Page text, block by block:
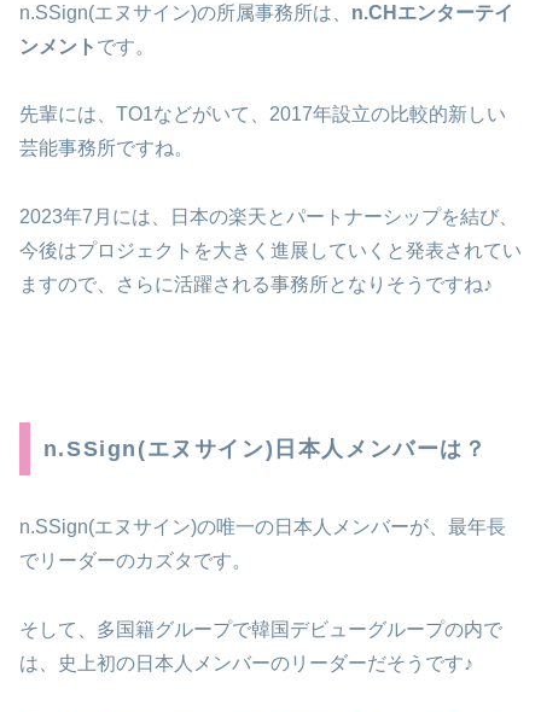
n.SSign(エヌサイン)の所属事務所は、 n.CHエンターテイ
ンメント です。
先輩には、TO1などがいて、2017年設立の比較的新しい
芸能事務所ですね。
2023年7月には、日本の楽天とパートナーシップを結び、
今後はプロジェクトを大きく進展していくと発表されてい
ますので、さらに活躍される事務所となりそうですね♪
n.SSign(エヌサイン)日本人メンバーは？
n.SSign(エヌサイン)の唯一の日本人メンバーが、最年長
でリーダーのカズタです。
そして、多国籍グループで韓国デビューグループの内で
は、史上初の日本人メンバーのリーダーだそうです♪